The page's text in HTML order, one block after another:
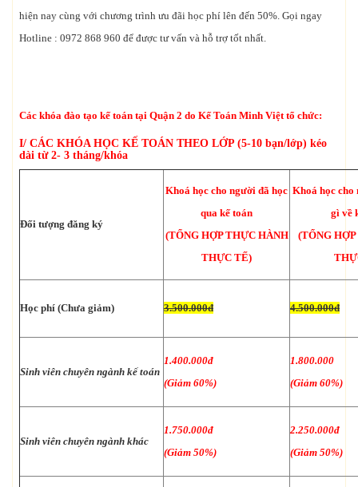
hiện nay cùng với chương trình ưu đãi học phí lên đến 50%. Gọi ngay
Hotline : 0972 868 960 để được tư vấn và hỗ trợ tốt nhất.
Các khóa đào tạo kế toán tại Quận 2 do Kế Toán Minh Việt tổ chức:
I/ CÁC KHÓA HỌC KẾ TOÁN THEO LỚP (5-10 bạn/lớp) kéo
dài từ 2- 3 tháng/khóa
Đối tượng đăng ký
Khoá học cho người đã học
qua kế toán
(TỔNG HỢP THỰC HÀNH
THỰC TẾ)
Khoá học cho
gì về
(TỔNG
Học phí (Chưa giảm) 3.500.000đ 4.500.000đ
Sinh viên chuyên ngành kế toán
1.400.000đ
(Giảm 60%)
1.800.000
(Giảm 60%)
Sinh viên chuyên ngành khác
1.750.000đ
(Giảm 50%)
2.250.000đ
(Giảm 50%)